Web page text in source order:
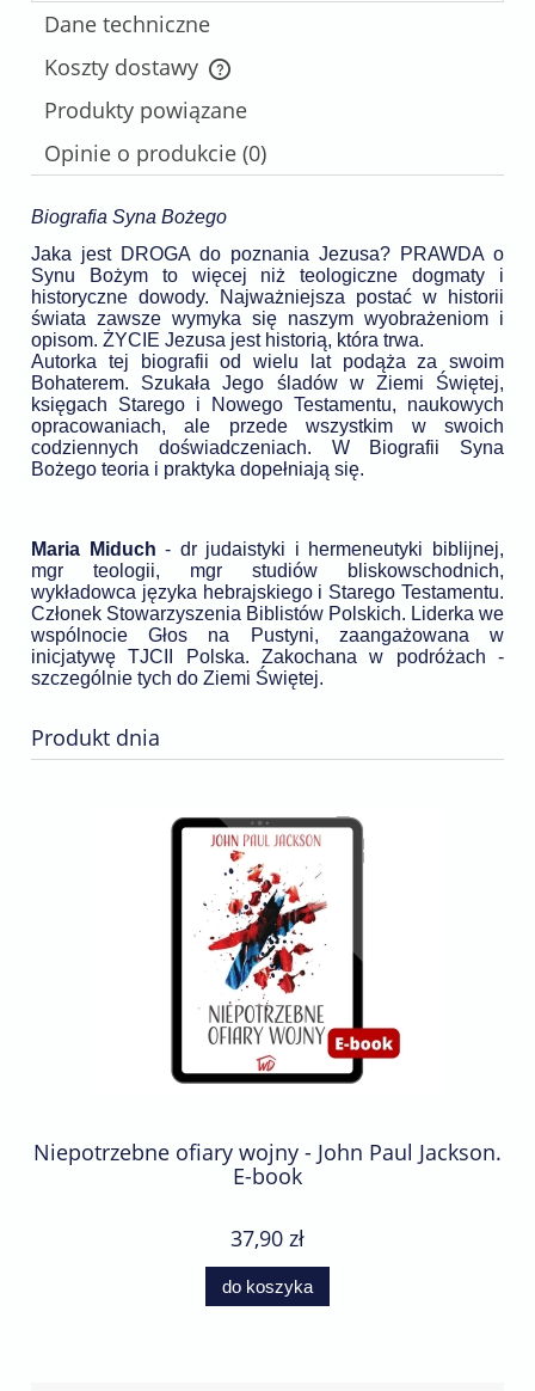
Dane techniczne
Koszty dostawy
Cena nie zawiera ewentualnych kosztów płatności
Produkty powiązane
Opinie o produkcie (0)
Biografia Syna Bożego
Jaka jest DROGA do poznania Jezusa? PRAWDA o
Synu Bożym to więcej niż teologiczne dogmaty i
historyczne dowody. Najważniejsza postać w historii
świata zawsze wymyka się naszym wyobrażeniom i
opisom. ŻYCIE Jezusa jest historią, która trwa.
Autorka tej biografii od wielu lat podąża za swoim
Bohaterem. Szukała Jego śladów w Ziemi Świętej,
księgach Starego i Nowego Testamentu, naukowych
opracowaniach, ale przede wszystkim w swoich
codziennych doświadczeniach. W Biografii Syna
Bożego teoria i praktyka dopełniają się.
Maria Miduch - dr judaistyki i hermeneutyki biblijnej,
mgr teologii, mgr studiów bliskowschodnich,
wykładowca języka hebrajskiego i Starego Testamentu.
Członek Stowarzyszenia Biblistów Polskich. Liderka we
wspólnocie Głos na Pustyni, zaangażowana w
inicjatywę TJCII Polska. Zakochana w podróżach -
szczególnie tych do Ziemi Świętej.
Produkt dnia
Niepotrzebne ofiary wojny - John Paul Jackson.
E-book
37,90 zł
do koszyka